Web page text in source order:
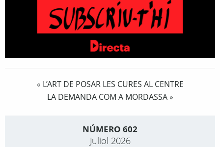
« L’ART DE POSAR LES CURES AL CENTRE
LA DEMANDA COM A MORDASSA»
NÚMERO 602
Juliol 2026